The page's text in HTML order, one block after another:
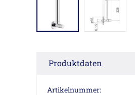
Produktdaten
Artikelnummer: